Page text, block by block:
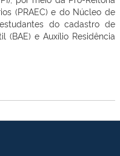
(PRAEC) e do Núcleo de
do cadastro de
(BAE) e Auxílio Residência